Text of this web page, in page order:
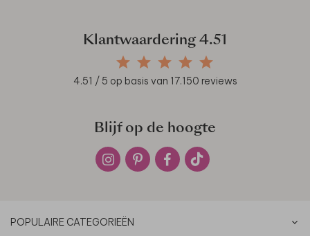
Klantwaardering 4.51
4.51 / 5 op basis van 17.150 reviews
Blijf op de hoogte
POPULAIRE CATEGORIEËN